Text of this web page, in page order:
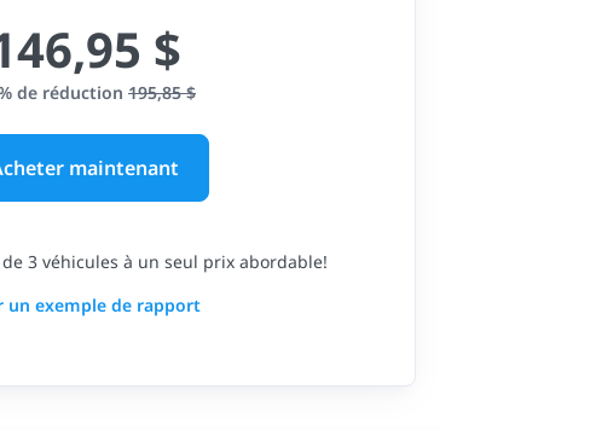
$
de réduction 195,85 $
maintenant
3 véhicules à un seul prix abordable!
un exemple de rapport